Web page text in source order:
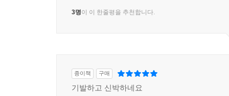
3명이 이 한줄평을 추천합니다.
종이책 구매
기발하고 신박하네요